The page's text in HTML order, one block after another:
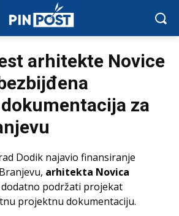
arhitekte Novice
za
Dodik najavio finansiranje
arhitekta Novica
podržati projekat
projektnu dokumentaciju.